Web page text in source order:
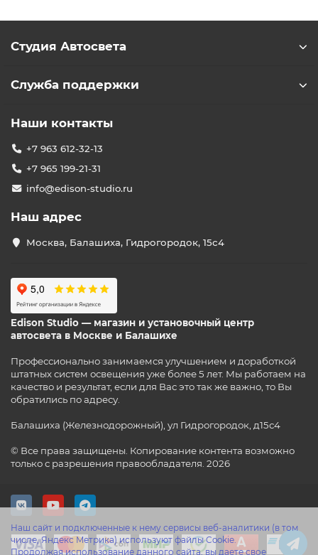
Наш сайт и подключенные к нему сервисы веб-аналитики (в том
числе, Яндекс Метрика) используют файлы Cookie.
Продолжая использование данного сайта, вы даете свое
Студия Автосвета
Служба поддержки
Наши контакты
+7 963 612-32-13
+7 965 199-21-31
info@edison-studio.ru
Наш адрес
Москва, Балашиха, Гидрогородок, 15с4
Edison Studio — магазин и установочный центр
автосвета в Москве и Балашихе
Профессионально занимаемся улучшением и доработкой
штатных систем освещения уже более 5 лет. Мы работаем на
качество и результат, если для Вас это так же важно, то Вы
обратились по адресу.
Балашиха (Железнодорожный), ул Гидрогородок, д15с4
© Все права защищены. Копирование контента возможно
только с разрешения правообладателя. 2026